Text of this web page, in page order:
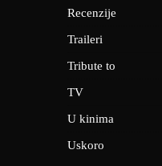
Recenzije
Traileri
Tribute to
TV
U kinima
Uskoro